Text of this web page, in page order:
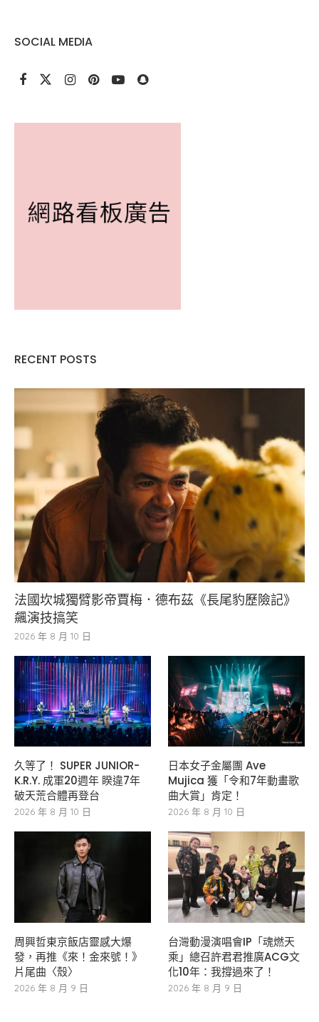
SOCIAL MEDIA
RECENT POSTS
法國坎城獨臂影帝賈梅．德布茲《長尾豹歷險記》
飆演技搞笑
2026 年 8 月 10 日
久等了！ SUPER JUNIOR-
K.R.Y. 成軍20週年 睽違7年
破天荒合體再登台
2026 年 8 月 10 日
日本女子金屬團 Ave
Mujica 獲「令和7年動畫歌
曲大賞」肯定！
2026 年 8 月 10 日
周興哲東京飯店靈感大爆
發，再推《來！金來號！》
片尾曲〈殼〉
2026 年 8 月 9 日
台灣動漫演唱會IP「魂燃天
乘」總召許君君推廣ACG文
化10年：我撐過來了！
2026 年 8 月 9 日